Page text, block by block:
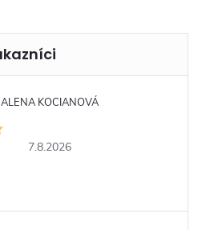
ALENA KOCIANOVÁ
7.8.2026